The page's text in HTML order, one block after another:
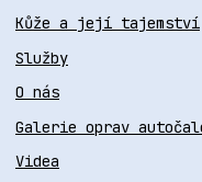
Kůže a její tajemství
Služby
O nás
Galerie oprav
Videa